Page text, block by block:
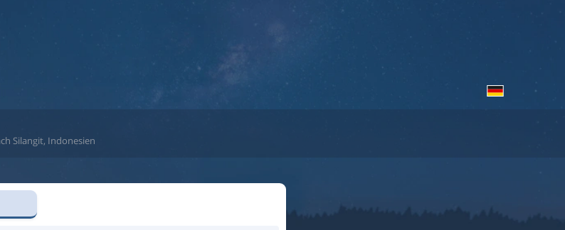
Silangit, Indonesien